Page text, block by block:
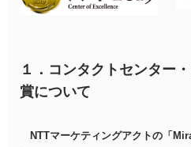
１．コンタクトセンター
賞について
NTTマーケティングアクトの「